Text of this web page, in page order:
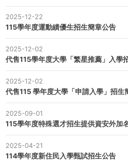
2025-12-22
115學年度運動績優生招生簡章公告
2025-12-02
代售115學年度大學「繁星推薦」入學
2025-12-02
代售115 學年度大學「申請入學」招生
2025-09-01
115學年度特殊選才招生提供資安外加
2025-04-21
114學年度新住民入學甄試招生公告